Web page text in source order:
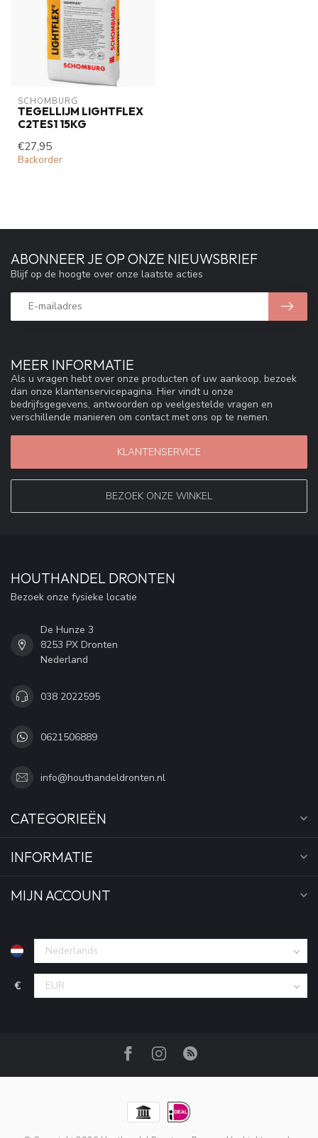
SCHOMBURG
TEGELLIJM LIGHTFLEX
C2TES1 15KG
€27,95
Backorder
MEER INFORMATIE
Als u vragen hebt over onze producten of uw aankoop, bezoek
dan onze klantenservicepagina. Hier vindt u onze
bedrijfsgegevens, antwoorden op veelgestelde vragen en
verschillende manieren om contact met ons op te nemen.
KLANTENSERVICE
BEZOEK ONZE WINKEL
ABONNEER JE OP ONZE NIEUWSBRIEF
Blijf op de hoogte over onze laatste acties
HOUTHANDEL DRONTEN
Bezoek onze fysieke locatie
De Hunze 3
8253 PX Dronten
Nederland
038 2022595
0621506889
info@houthandeldronten.nl
CATEGORIEËN
INFORMATIE
MIJN ACCOUNT
€